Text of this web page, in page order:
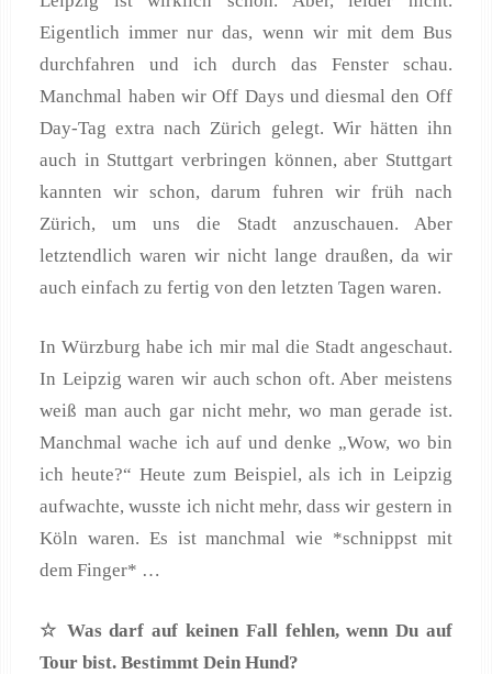
Eigentlich immer nur das, wenn wir mit dem Bus
durchfahren und ich durch das Fenster schau.
Manchmal haben wir Off Days und diesmal den Off
Day-Tag extra nach Zürich gelegt. Wir hätten ihn
auch in Stuttgart verbringen können, aber Stuttgart
kannten wir schon, darum fuhren wir früh nach
Zürich, um uns die Stadt anzuschauen. Aber
letztendlich waren wir nicht lange draußen, da wir
auch einfach zu fertig von den letzten Tagen waren.
In Würzburg habe ich mir mal die Stadt angeschaut.
In Leipzig waren wir auch schon oft. Aber meistens
weiß man auch gar nicht mehr, wo man gerade ist.
Manchmal wache ich auf und denke „Wow, wo bin
ich heute?“ Heute zum Beispiel, als ich in Leipzig
aufwachte, wusste ich nicht mehr, dass wir gestern in
Köln waren. Es ist manchmal wie *schnippst mit
dem Finger* …
☆ Was darf auf keinen Fall fehlen, wenn Du auf
Tour bist. Bestimmt Dein Hund?